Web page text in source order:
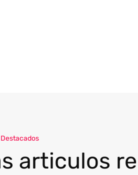
Destacados
articulos